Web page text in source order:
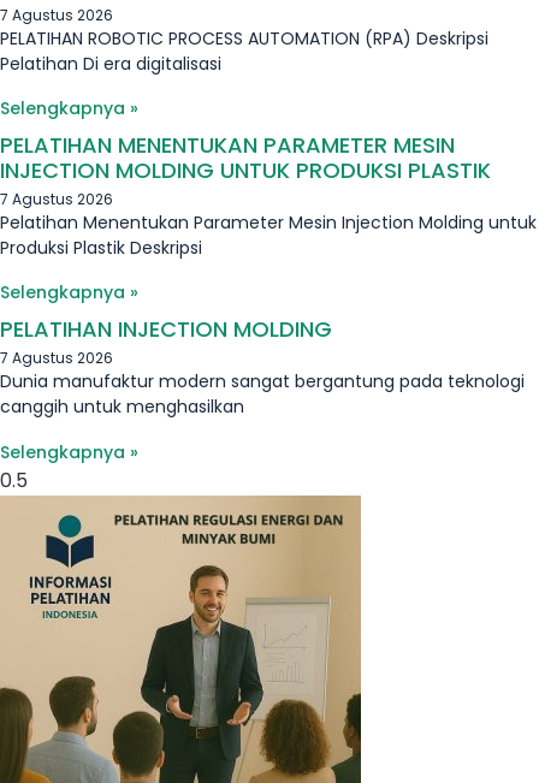
7 Agustus 2026
PELATIHAN ROBOTIC PROCESS AUTOMATION (RPA) Deskripsi
Pelatihan Di era digitalisasi
Selengkapnya »
PELATIHAN MENENTUKAN PARAMETER MESIN
INJECTION MOLDING UNTUK PRODUKSI PLASTIK
7 Agustus 2026
Pelatihan Menentukan Parameter Mesin Injection Molding untuk
Produksi Plastik Deskripsi
Selengkapnya »
PELATIHAN INJECTION MOLDING
7 Agustus 2026
Dunia manufaktur modern sangat bergantung pada teknologi
canggih untuk menghasilkan
Selengkapnya »